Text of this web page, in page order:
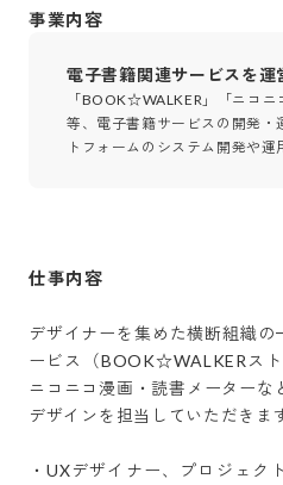
事業内容
電子書籍関連サービスを運
「BOOK☆WALKER」「ニコニ
等、電子書籍サービスの開発・
トフォームのシステム開発や運
仕事内容
デザイナーを集めた横断組織
ービス（BOOK☆WALKERス
ニコニコ漫画・読書メーターな
デザインを担当していただきま
・UXデザイナー、プロジェク